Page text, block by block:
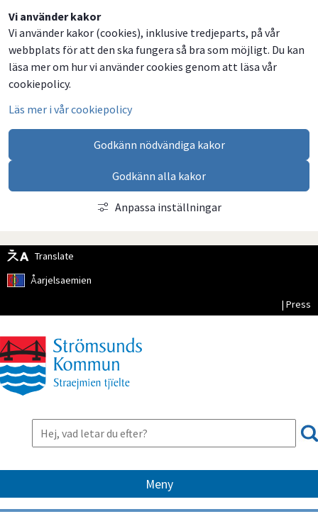
Vi använder kakor
Vi använder kakor (cookies), inklusive tredjeparts, på vår
webbplats för att den ska fungera så bra som möjligt. Du kan
läsa mer om hur vi använder cookies genom att läsa vår
cookiepolicy.
Läs mer i vår cookiepolicy
Godkänn nödvändiga kakor
Godkänn alla kakor
Anpassa inställningar
Translate
Åarjelsaemien
| Press
Meny
Dela
på
Facebook
Dela
på
Twitter
Dela
på
LinkedIn
Dela
via
email